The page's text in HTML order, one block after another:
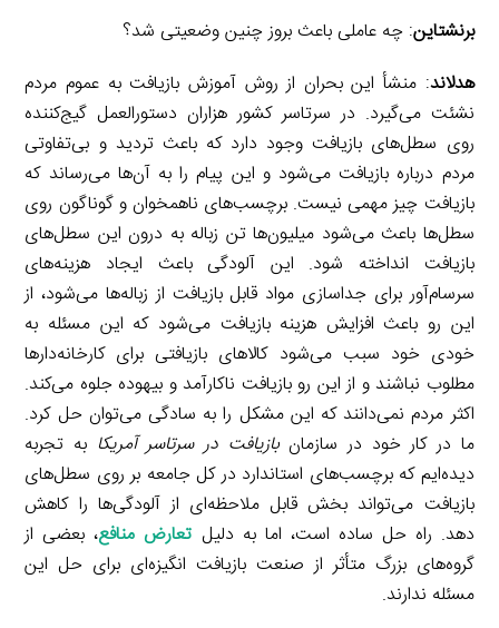
برنشتاین: چه عاملی باعث بروز چنین وضعیتی شد؟
هدلاند: منشأ این بحران از روش آموزش بازیافت به عموم مردم
نشئت می‌گیرد. در سرتاسر کشور هزاران دستورالعمل گیج‌کننده
روی سطل‌های بازیافت وجود دارد که باعث تردید و بی‌تفاوتی
مردم درباره بازیافت می‌شود و این پیام را به آن‌ها می‌رساند که
بازیافت چیز مهمی نیست. برچسب‌های ناهمخوان و گوناگون روی
سطل‌ها باعث می‌شود میلیون‌ها تن زباله به درون این سطل‌های
بازیافت انداخته شود. این آلودگی باعث ایجاد هزینه‌های
سرسام‌آور برای جداسازی مواد قابل بازیافت از زباله‌ها می‌شود، از
این رو باعث افزایش هزینه بازیافت می‌شود که این مسئله به
خودی خود سبب می‌شود کالاهای بازیافتی برای کارخانه‌دارها
مطلوب نباشند و از این رو بازیافت ناکارآمد و بیهوده جلوه می‌کند.
اکثر مردم نمی‌دانند که این مشکل را به سادگی می‌توان حل کرد.
ما در کار خود در سازمانبازیافت در سرتاسر آمریکا به تجربه
دیده‌ایم که برچسب‌های استاندارد در کل جامعه بر روی سطل‌های
بازیافت می‌تواند بخش قابل ملاحظه‌ای از آلودگی‌ها را کاهش
دهد. راه حل ساده است، اما به دلیل تعارض منافع، بعضی از
گروه‌های بزرگ متأثر از صنعت بازیافت انگیزه‌ای برای حل این
مسئله ندارند.